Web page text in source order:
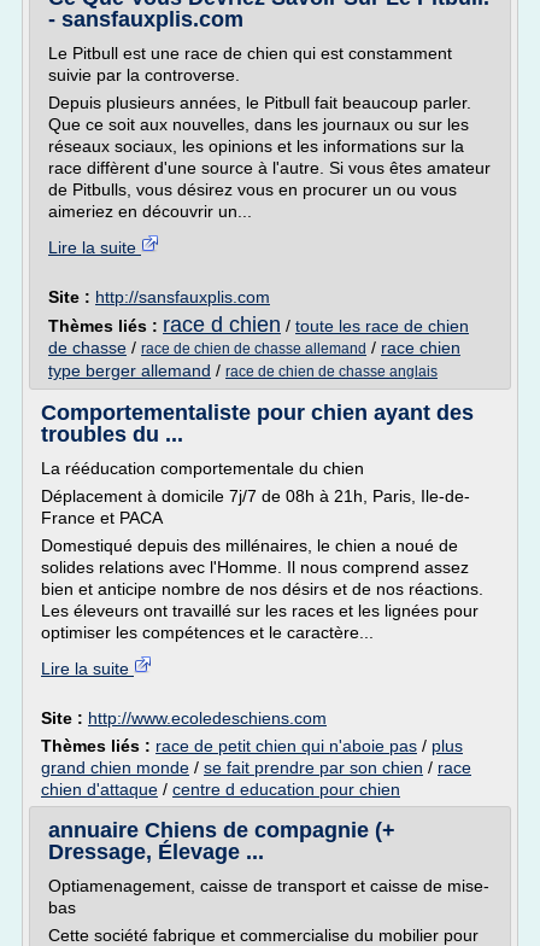
- sansfauxplis.com
Le Pitbull est une race de chien qui est constamment
suivie par la controverse.
Depuis plusieurs années, le Pitbull fait beaucoup parler.
Que ce soit aux nouvelles, dans les journaux ou sur les
réseaux sociaux, les opinions et les informations sur la
race diffèrent d'une source à l'autre. Si vous êtes amateur
de Pitbulls, vous désirez vous en procurer un ou vous
aimeriez en découvrir un...
Lire la suite
Site : http://sansfauxplis.com
Thèmes liés : race d chien / toute les race de chien
de chasse / race de chien de chasse allemand / race chien
type berger allemand / race de chien de chasse anglais
Comportementaliste pour chien ayant des
troubles du ...
La rééducation comportementale du chien
Déplacement à domicile 7j/7 de 08h à 21h, Paris, Ile-de-
France et PACA
Domestiqué depuis des millénaires, le chien a noué de
solides relations avec l'Homme. Il nous comprend assez
bien et anticipe nombre de nos désirs et de nos réactions.
Les éleveurs ont travaillé sur les races et les lignées pour
optimiser les compétences et le caractère...
Lire la suite
Site : http://www.ecoledeschiens.com
Thèmes liés : race de petit chien qui n'aboie pas / plus
grand chien monde / se fait prendre par son chien / race
chien d'attaque / centre d education pour chien
annuaire Chiens de compagnie (+
Dressage, Élevage ...
Optiamenagement, caisse de transport et caisse de mise-
bas
Cette société fabrique et commercialise du mobilier pour